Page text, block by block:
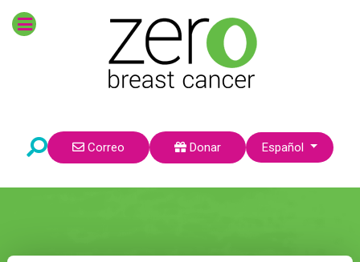
Correo Donar Seleccione su idioma
Español